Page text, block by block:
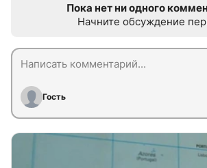
Пока нет ни одного
Начните обсуждение
Гость